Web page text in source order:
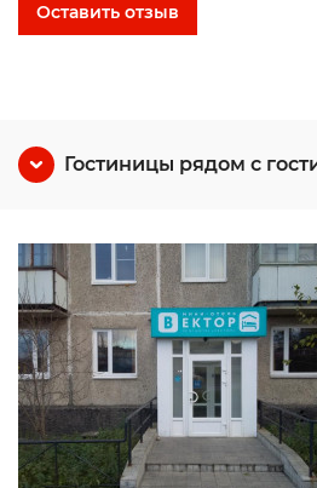
Оставить отзыв
Гостиницы рядом с